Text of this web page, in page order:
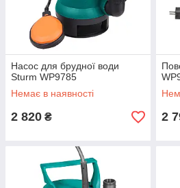
Насос для брудної води
Sturm WP9785
Немає в наявності
2 820 ₴ 2